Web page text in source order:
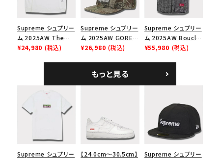
Supreme シュプリー
ム 2025AW The
Exorcist Mother
¥24,980 (税込)
Supreme シュプリー
ム 2025AW GORE-
TEX Zip Pocket
キャンプ キャップ リ
アルツリーAPカモ
¥26,980 (税込)
Supreme シュプリー
ム 2025AW Boucle
Baseball Jersey ブ
¥55,980 (税込)
もっと見る
Supreme シュプリー 【24.0cm～30.5cm】 Supreme シュプリー